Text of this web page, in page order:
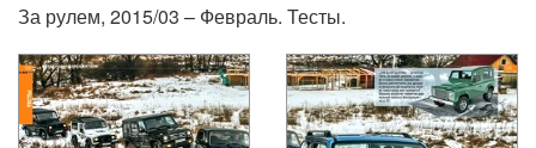
За рулем, 2015/03 – Февраль. Тесты.